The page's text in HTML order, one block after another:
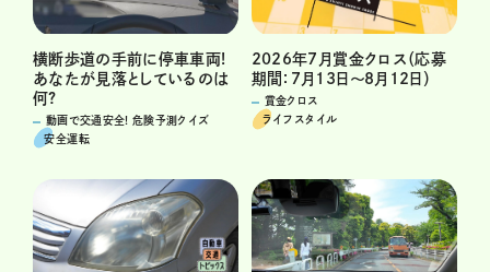
横断歩道の手前に停車車両!
あなたが見落としているのは
何?
動画で交通安全! 危険予測クイズ
安全運転
2026年7月賞金クロス（応募
期間：7月13日～8月12日）
賞金クロス
ライフスタイル